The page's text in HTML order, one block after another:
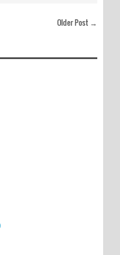
Older Post →